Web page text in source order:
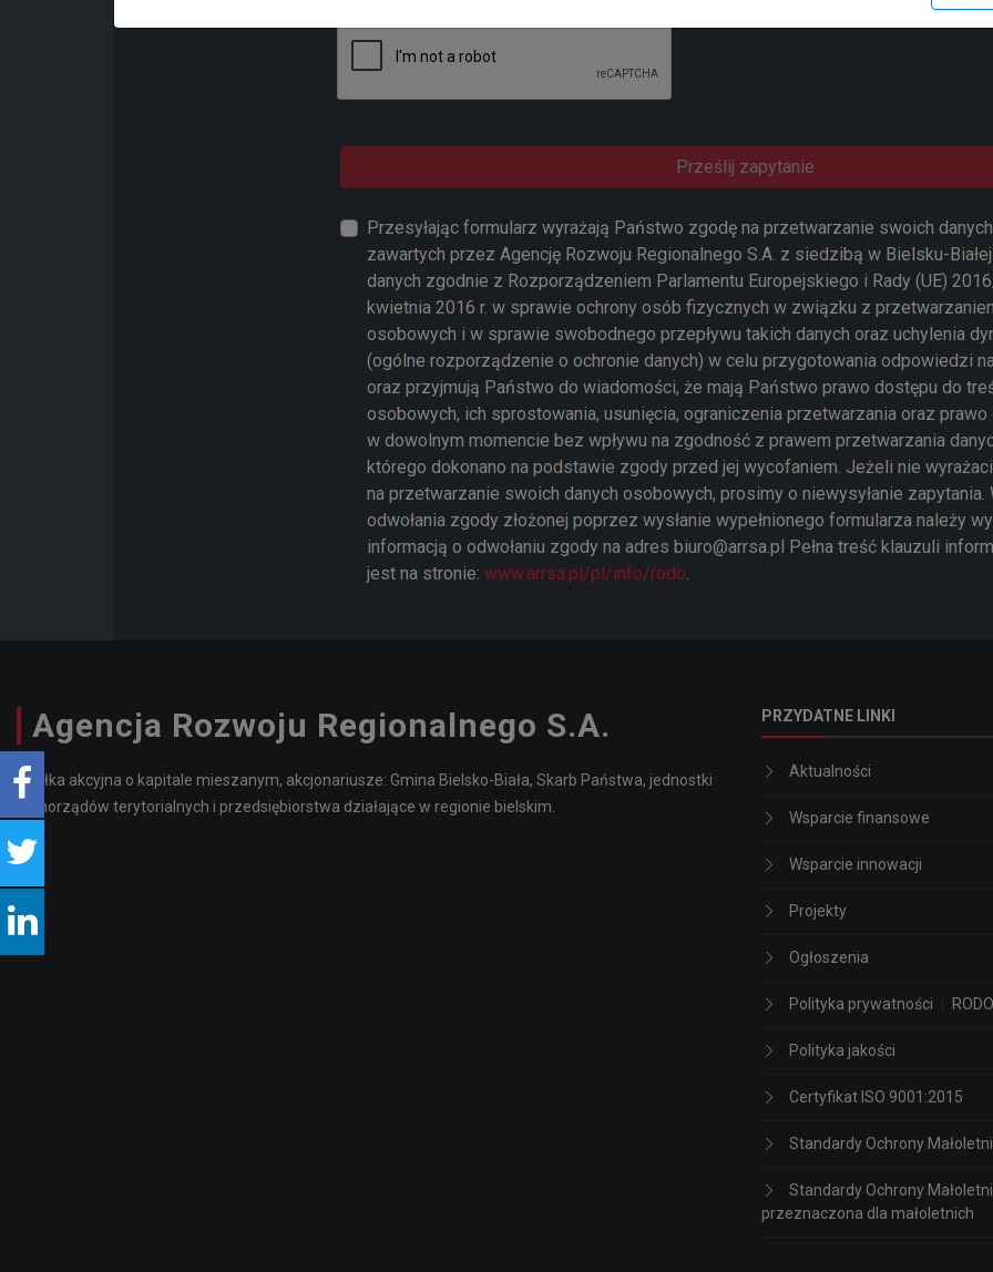
Prześlij zapytanie
Przesyłając formularz wyrażają Państwo zgodę na przetwarzanie swoich
zawartych przez Agencję Rozwoju Regionalnego S.A. z siedzibą w Bielsku-
danych zgodnie z Rozporządzeniem Parlamentu Europejskiego i Rady (UE)
kwietnia 2016 r. w sprawie ochrony osób fizycznych w związku z
osobowych i w sprawie swobodnego przepływu takich danych oraz uchylenia
(ogólne rozporządzenie o ochronie danych) w celu przygotowania odpowiedzi
oraz przyjmują Państwo do wiadomości, że mają Państwo prawo dostępu do
osobowych, ich sprostowania, usunięcia, ograniczenia przetwarzania oraz
w dowolnym momencie bez wpływu na zgodność z prawem przetwarzania
którego dokonano na podstawie zgody przed jej wycofaniem. Jeżeli nie
na przetwarzanie swoich danych osobowych, prosimy o niewysyłanie zapytania.
odwołania zgody złożonej poprzez wysłanie wypełnionego formularza należy
informacją o odwołaniu zgody na adres biuro@arrsa.pl Pełna treść klauzuli
jest na stronie: www.arrsa.pl/pl/info/rodo.
Agencja Rozwoju Regionalnego S.A.
Spółka akcyjna o kapitale mieszanym, akcjonariusze: Gmina Bielsko-Biała, Skarb Państwa, jednostki
samorządów terytorialnych i przedsiębiorstwa działające w regionie bielskim.
PRZYDATNE LINKI
Aktualności
Wsparcie finansowe
Wsparcie innowacji
Projekty
Ogłoszenia
Polityka prywatności RODO
Polityka jakości
Certyfikat ISO 9001:2015
Standardy Ochrony
Standardy Ochrony
przeznaczona dla małoletnich